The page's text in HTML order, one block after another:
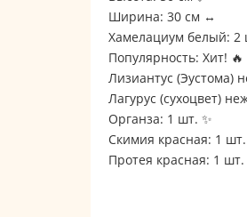
Ширина: 30 см ↔️
Хамелациум белый: 2
Популярность: Хит! 🔥
Лизиантус (Эустома)
Лагурус (сухоцвет)
Органза: 1 шт. ✨
Скимия красная: 1
Протея красная: 1